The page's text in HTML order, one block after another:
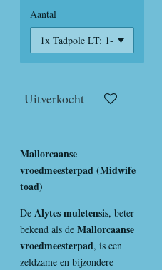
Aantal
Uitverkocht
Mallorcaanse
vroedmeesterpad (Midwife
toad)
De Alytes muletensis, beter
bekend als de Mallorcaanse
vroedmeesterpad, is een
zeldzame en bijzondere